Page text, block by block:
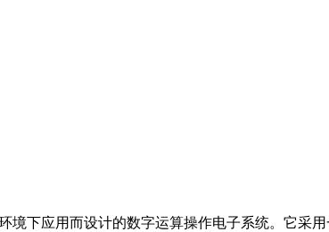
境下应用而设计的数字运算操作电子系统。它采